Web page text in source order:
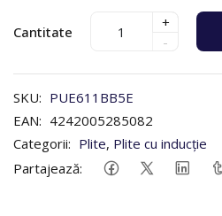
Cantitate
+
-
SKU: PUE611BB5E
EAN: 4242005285082
Categorii: Plite, Plite cu inducție
Partajează: